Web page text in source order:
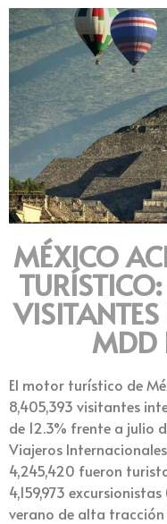
MÉXICO
MDD
El motor turístico de
8,405,393 visitantes
de 12.3% frente a julio
Viajeros Internacionales
4,245,420 fueron
4,159,973
verano de alta tracción